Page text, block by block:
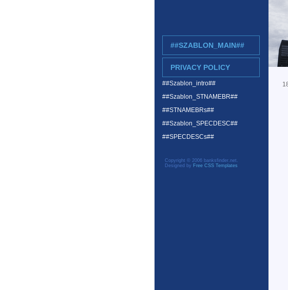
##SZABLON_MAIN##
PRIVACY POLICY
##Szablon_intro##
##Szablon_STNAMEBR##
##STNAMEBRs##
##Szablon_SPECDESC##
##SPECDESCs##
Copyright © 2006 banksfinder.net.
Designed by Free CSS Templates